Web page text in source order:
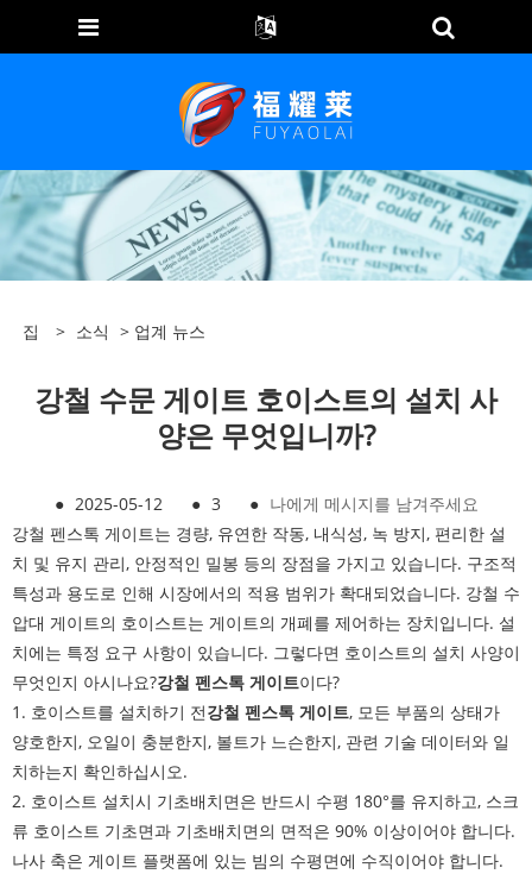
집 > 소식 > 업계 뉴스
강철 수문 게이트 호이스트의 설치 사
양은 무엇입니까?
● 2025-05-12 ● 3 ● 나에게 메시지를 남겨주세요
강철 펜스톡 게이트는 경량, 유연한 작동, 내식성, 녹 방지, 편리한 설
치 및 유지 관리, 안정적인 밀봉 등의 장점을 가지고 있습니다. 구조적
특성과 용도로 인해 시장에서의 적용 범위가 확대되었습니다. 강철 수
압대 게이트의 호이스트는 게이트의 개폐를 제어하는 ​​장치입니다. 설
치에는 특정 요구 사항이 있습니다. 그렇다면 호이스트의 설치 사양이
무엇인지 아시나요?강철 펜스톡 게이트이다?
1. 호이스트를 설치하기 전강철 펜스톡 게이트, 모든 부품의 상태가
양호한지, 오일이 충분한지, 볼트가 느슨한지, 관련 기술 데이터와 일
치하는지 확인하십시오.
2. 호이스트 설치시 기초배치면은 반드시 수평 180°를 유지하고, 스크
류 호이스트 기초면과 기초배치면의 면적은 90% 이상이어야 합니다.
나사 축은 게이트 플랫폼에 있는 빔의 수평면에 수직이어야 합니다.